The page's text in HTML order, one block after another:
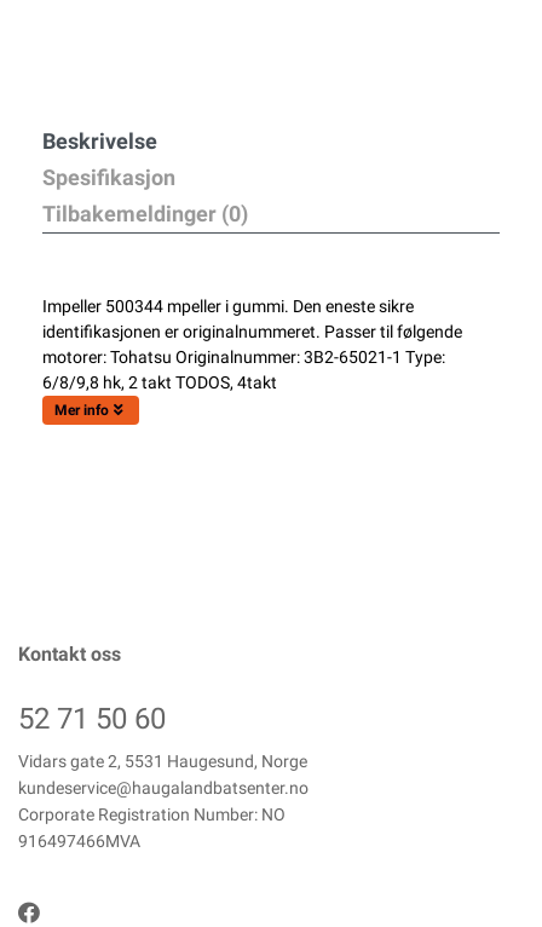
Beskrivelse
Spesifikasjon
Tilbakemeldinger (0)
Impeller 500344 mpeller i gummi. Den eneste sikre
identifikasjonen er originalnummeret. Passer til følgende
motorer: Tohatsu Originalnummer: 3B2-65021-1 Type:
6/8/9,8 hk, 2 takt TODOS, 4takt
Mer info
Kontakt oss
52 71 50 60
Vidars gate 2, 5531 Haugesund, Norge
kundeservice@haugalandbatsenter.no
Corporate Registration Number: NO
916497466MVA